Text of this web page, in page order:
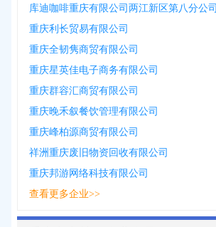
库迪咖啡重庆有限公司两江新区第八分公司
重庆利长贸易有限公司
重庆全韧隽商贸有限公司
重庆星英佳电子商务有限公司
重庆群容汇商贸有限公司
重庆晚禾叙餐饮管理有限公司
重庆峰柏源商贸有限公司
祥洲重庆废旧物资回收有限公司
重庆邦游网络科技有限公司
查看更多企业>>